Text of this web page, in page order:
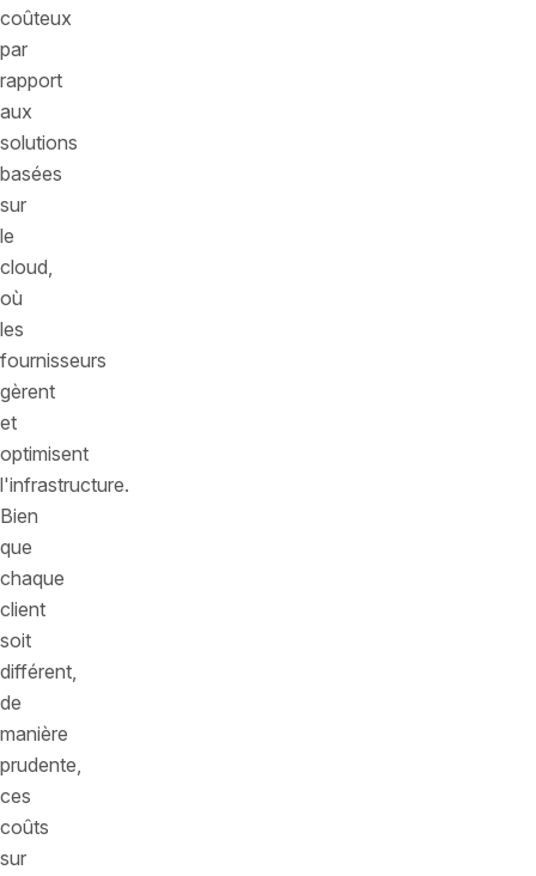
coûteux
par
rapport
aux
solutions
basées
sur
le
cloud,
où
les
fournisseurs
gèrent
et
optimisent
l'infrastructure.
Bien
que
chaque
client
soit
différent,
de
manière
prudente,
ces
coûts
sur